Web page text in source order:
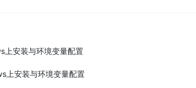
安装与环境变量配置
上安装与环境变量配置